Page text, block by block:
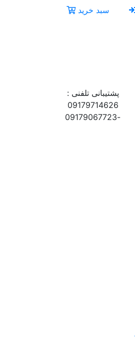
سبد خرید
پشتیبانی تلفنی :
09179714626
-09179067723